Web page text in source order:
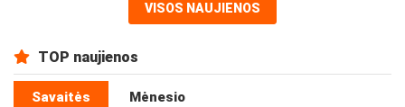
VISOS NAUJIENOS
TOP naujienos
Savaitės Mėnesio